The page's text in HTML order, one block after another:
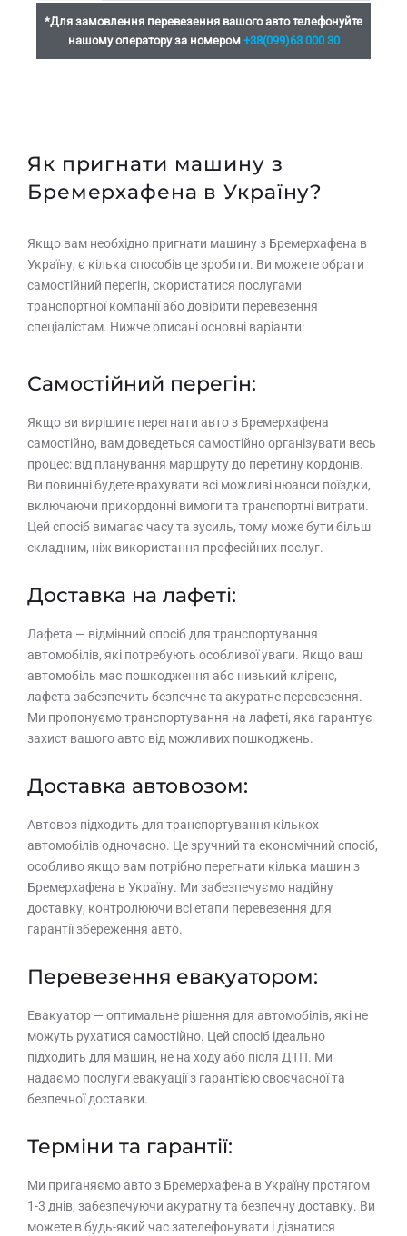
*Для замовлення перевезення вашого авто телефонуйте
нашому оператору за номером +38(099)63 000 30
Як пригнати машину з
Бремерхафена в Україну?
Якщо вам необхідно пригнати машину з Бремерхафена в
Україну, є кілька способів це зробити. Ви можете обрати
самостійний перегін, скористатися послугами
транспортної компанії або довірити перевезення
спеціалістам. Нижче описані основні варіанти:
Самостійний перегін:
Якщо ви вирішите перегнати авто з Бремерхафена
самостійно, вам доведеться самостійно організувати весь
процес: від планування маршруту до перетину кордонів.
Ви повинні будете врахувати всі можливі нюанси поїздки,
включаючи прикордонні вимоги та транспортні витрати.
Цей спосіб вимагає часу та зусиль, тому може бути більш
складним, ніж використання професійних послуг.
Доставка на лафеті:
Лафета — відмінний спосіб для транспортування
автомобілів, які потребують особливої уваги. Якщо ваш
автомобіль має пошкодження або низький кліренс,
лафета забезпечить безпечне та акуратне перевезення.
Ми пропонуємо транспортування на лафеті, яка гарантує
захист вашого авто від можливих пошкоджень.
Доставка автовозом:
Автовоз підходить для транспортування кількох
автомобілів одночасно. Це зручний та економічний спосіб,
особливо якщо вам потрібно перегнати кілька машин з
Бремерхафена в Україну. Ми забезпечуємо надійну
доставку, контролюючи всі етапи перевезення для
гарантії збереження авто.
Перевезення евакуатором:
Евакуатор — оптимальне рішення для автомобілів, які не
можуть рухатися самостійно. Цей спосіб ідеально
підходить для машин, не на ходу або після ДТП. Ми
надаємо послуги евакуації з гарантією своєчасної та
безпечної доставки.
Терміни та гарантії:
Ми приганяємо авто з Бремерхафена в Україну протягом
1-3 днів, забезпечуючи акуратну та безпечну доставку. Ви
можете в будь-який час зателефонувати і дізнатися